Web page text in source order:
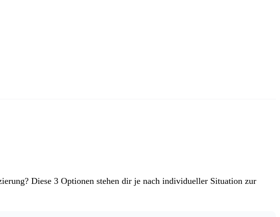
Diese 3 Optionen stehen dir je nach individueller Situation zur